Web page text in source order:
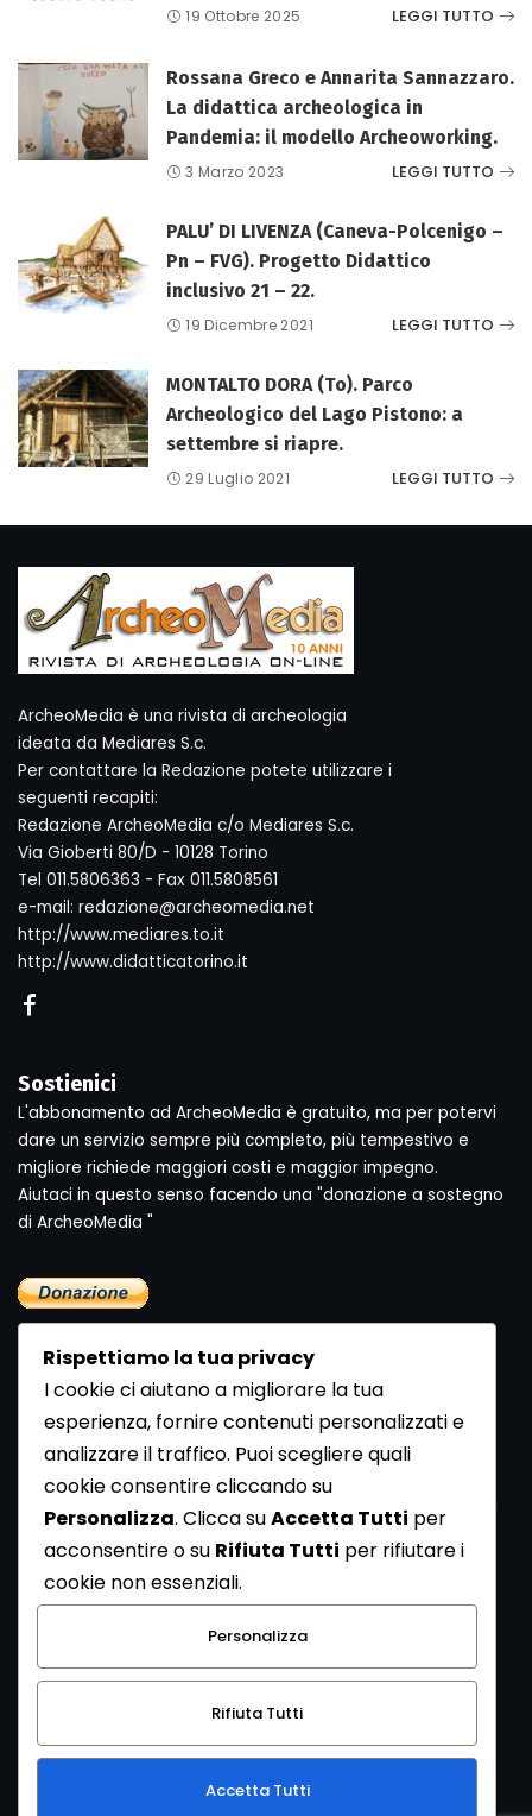
19 Ottobre 2025 LEGGI TUTTO
Rossana Greco e Annarita Sannazzaro.
La didattica archeologica in
Pandemia: il modello Archeoworking.
3 Marzo 2023 LEGGI TUTTO
PALU’ DI LIVENZA (Caneva-Polcenigo –
Pn – FVG). Progetto Didattico
inclusivo 21 – 22.
19 Dicembre 2021 LEGGI TUTTO
MONTALTO DORA (To). Parco
Archeologico del Lago Pistono: a
settembre si riapre.
29 Luglio 2021 LEGGI TUTTO
ArcheoMedia è una rivista di archeologia
ideata da Mediares S.c.
Per contattare la Redazione potete utilizzare i
seguenti recapiti:
Redazione ArcheoMedia c/o Mediares S.c.
Via Gioberti 80/D - 10128 Torino
Tel 011.5806363 - Fax 011.5808561
e-mail: redazione@archeomedia.net
http://www.mediares.to.it
http://www.didatticatorino.it
Sostienici
L'abbonamento ad ArcheoMedia è gratuito, ma per potervi
dare un servizio sempre più completo, più tempestivo e
migliore richiede maggiori costi e maggior impegno.
Aiutaci in questo senso facendo una "donazione a sostegno
di ArcheoMedia "
Newsletter
Se vuoi ricevere la Rivista gratuita di archeologia realizzata
dalla Redazione di ArcheoMedia iscriviti alla nostra
Newsletter [Clicca Qui]
Con l'invio del messaggio l'utente dichiara di aver letto
l’informativa sulla privacy e di acconsentire al trattamento
dei propri dati personali.
Rispettiamo la tua privacy
I cookie ci aiutano a migliorare la tua
esperienza, fornire contenuti personalizzati e
analizzare il traffico. Puoi scegliere quali
cookie consentire cliccando su
Personalizza. Clicca suAccetta Tutti per
acconsentire o su Rifiuta Tutti per rifiutare i
cookie non essenziali.
Personalizza
Rifiuta Tutti
Accetta Tutti